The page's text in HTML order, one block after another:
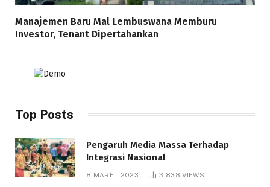
Manajemen Baru Mal Lembuswana Memburu
Investor, Tenant Dipertahankan
Top Posts
Pengaruh Media Massa Terhadap
Integrasi Nasional
8 MARET 2023 3,838VIEWS